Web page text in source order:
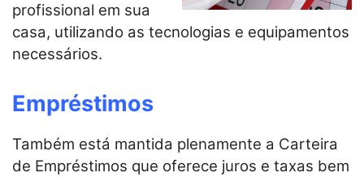
profissional em sua
casa, utilizando as tecnologias e equipamentos
necessários.
Empréstimos
Também está mantida plenamente a Carteira
de Empréstimos que oferece juros e taxas bem